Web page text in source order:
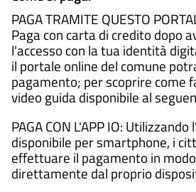
PAGA TRAMITE QUESTO
Paga con carta di credito dopo
l'accesso con la tua identità
il portale online del comune
pagamento; per scoprire come
video guida disponibile al
PAGA CON L'APP IO: Utilizzando
disponibile per smartphone, i
effettuare il pagamento in
direttamente dal proprio